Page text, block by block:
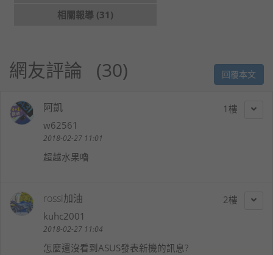
相關報導 (31)
網友評論 30 回覆本文
1
阿凱
w62561
2018-02-27 11:01
超越水果嚕
2
rossi加油
kuhc2001
2018-02-27 11:04
怎麼還沒看到ASUS發表新機的訊息?